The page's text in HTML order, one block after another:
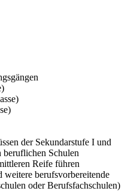
der Sekundarstufe I und
Schulen
Reife führen
berufsvorbereitende
oder Berufsfachschulen)